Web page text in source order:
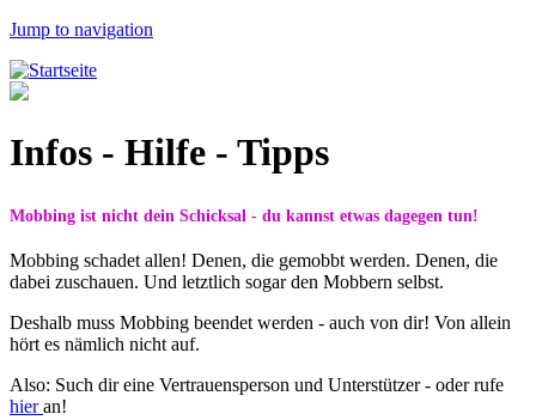
Jump to navigation
Infos - Hilfe - Tipps
Mobbing ist nicht dein Schicksal - du kannst etwas dagegen tun!
Mobbing schadet allen! Denen, die gemobbt werden. Denen, die
dabei zuschauen. Und letztlich sogar den Mobbern selbst.
Deshalb muss Mobbing beendet werden - auch von dir! Von allein
hört es nämlich nicht auf.
Also: Such dir eine Vertrauensperson und Unterstützer - oder rufe
hieran!